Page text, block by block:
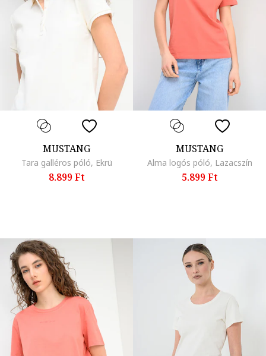
MUSTANG
Tara galléros póló, Ekrü
8.899 Ft
MUSTANG
Alma logós póló, Lazacszín
5.899 Ft